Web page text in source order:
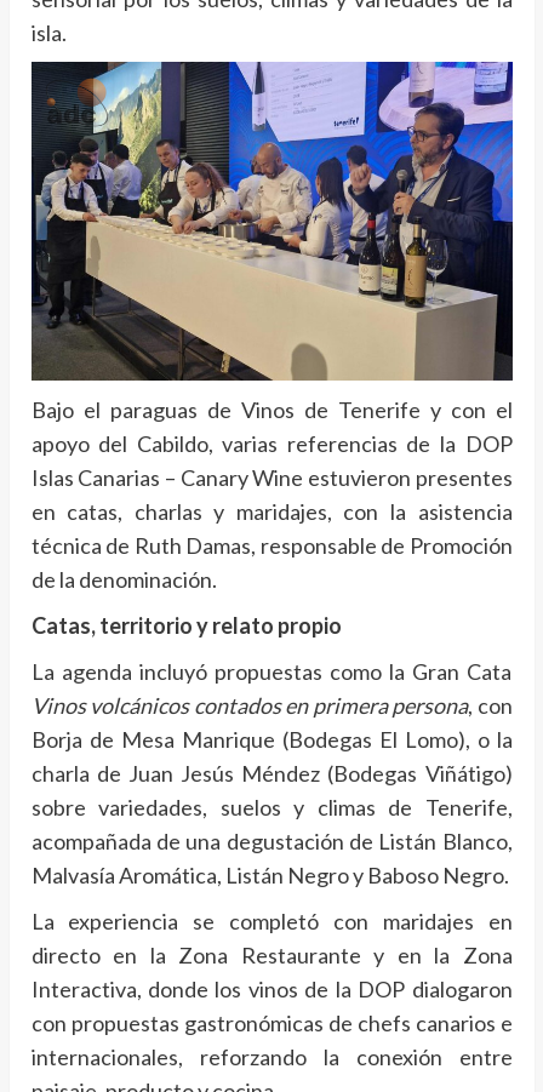
isla.
Bajo el paraguas de Vinos de Tenerife y con el
apoyo del Cabildo, varias referencias de la DOP
Islas Canarias – Canary Wine estuvieron presentes
en catas, charlas y maridajes, con la asistencia
técnica de Ruth Damas, responsable de Promoción
de la denominación.
Catas, territorio y relato propio
La agenda incluyó propuestas como la Gran Cata
Vinos volcánicos contados en primera persona, con
Borja de Mesa Manrique (Bodegas El Lomo), o la
charla de Juan Jesús Méndez (Bodegas Viñátigo)
sobre variedades, suelos y climas de Tenerife,
acompañada de una degustación de Listán Blanco,
Malvasía Aromática, Listán Negro y Baboso Negro.
La experiencia se completó con maridajes en
directo en la Zona Restaurante y en la Zona
Interactiva, donde los vinos de la DOP dialogaron
con propuestas gastronómicas de chefs canarios e
internacionales, reforzando la conexión entre